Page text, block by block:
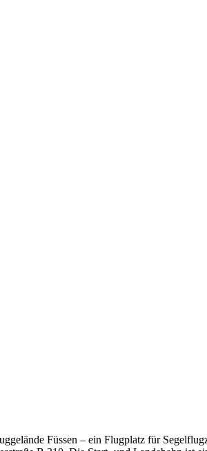
Füssen – ein Flugplatz für